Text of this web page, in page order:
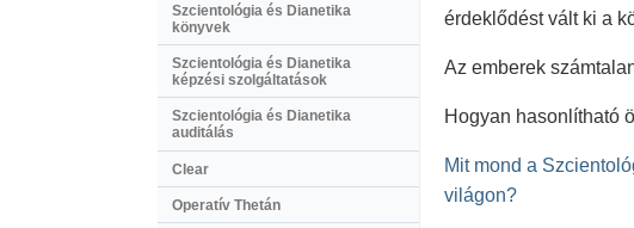
érdeklődést vált ki a
Az emberek
Hogyan hasonlítható
Mit mond a
világon?
Szcientológia és Dianetika
könyvek
Szcientológia és Dianetika
képzési szolgáltatások
Szcientológia és Dianetika
auditálás
Clear
Operatív Thetán